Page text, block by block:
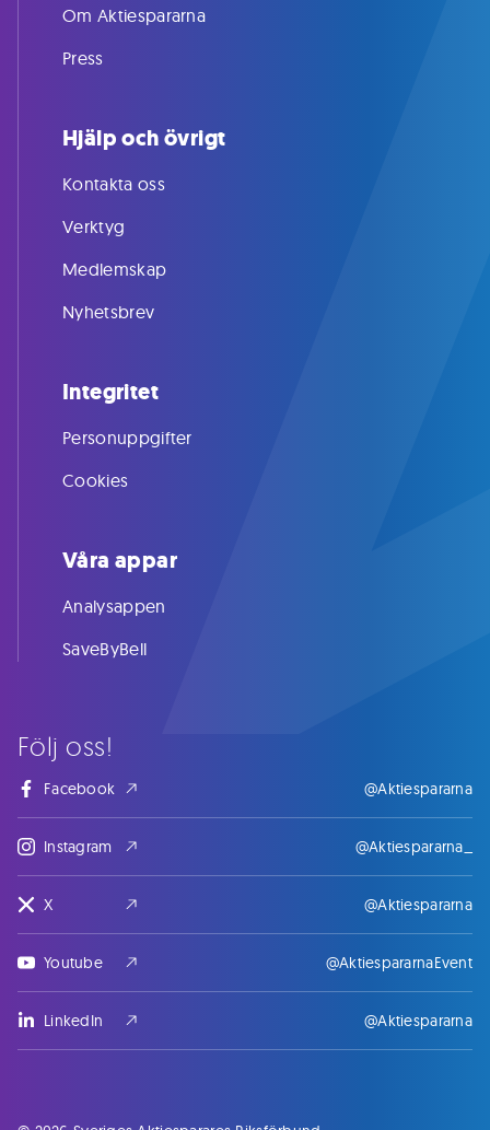
Följ oss!
Facebook @Aktiespararna
Instagram @Aktiespararna_
X @Aktiespararna
Youtube @AktiespararnaEvent
LinkedIn @Aktiespararna
Om Aktiespararna
Press
Hjälp och övrigt
Kontakta oss
Verktyg
Medlemskap
Nyhetsbrev
Integritet
Personuppgifter
Cookies
Våra appar
Analysappen
SaveByBell